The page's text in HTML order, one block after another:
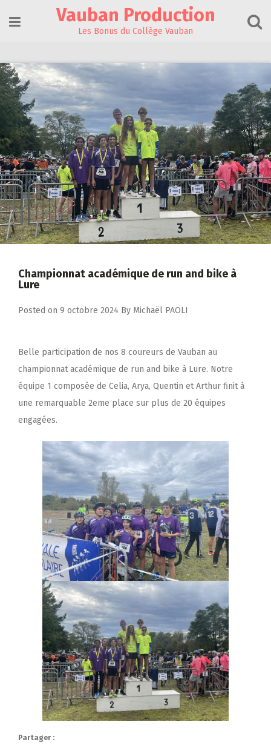
content
Vauban Production
Les Bonus du Collège Vauban
Championnat académique de run and bike à
Lure
Posted on 9 octobre 2024 By Michaël PAOLI
Belle participation de nos 8 coureurs de Vauban au
championnat académique de run and bike à Lure. Notre
équipe 1 composée de Celia, Arya, Quentin et Arthur finit à
une remarquable 2eme place sur plus de 20 équipes
engagées.
Partager :